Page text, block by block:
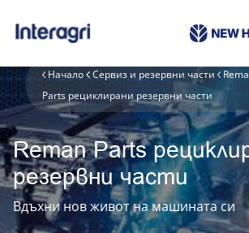
Начало Сервиз и резервни части
Parts рециклирани резервни части
Reman Parts
резервни части
Вдъхни нов живот на машината си